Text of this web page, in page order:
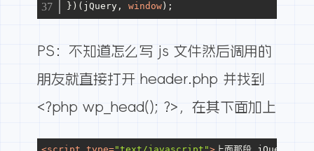
})(jQuery, window );
PS：不知道怎么写 js 文件然后调用的
朋友就直接打开 header.php 并找到
<?php wp_head(); ?>，在其下面加上